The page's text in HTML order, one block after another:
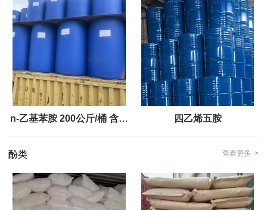
n-乙基苯胺 200公斤/桶 含量 四乙烯五胺
酚类 查看更多 >